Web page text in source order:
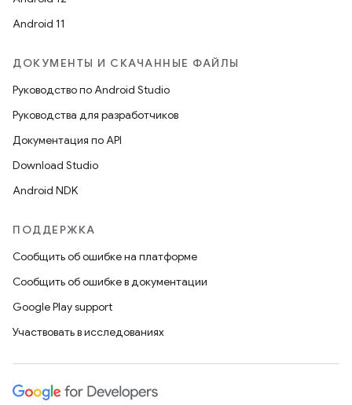
Android 11
ДОКУМЕНТЫ И СКАЧАННЫЕ ФАЙЛЫ
Руководство по Android Studio
Руководства для разработчиков
Документация по API
Download Studio
Android NDK
ПОДДЕРЖКА
Сообщить об ошибке на платформе
Сообщить об ошибке в документации
Google Play support
Участвовать в исследованиях